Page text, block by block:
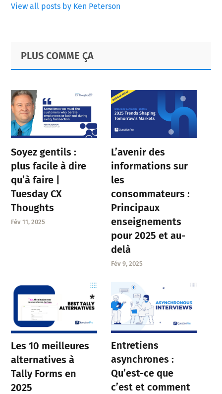
View all posts by Ken Peterson
Primary
Sidebar
Footer
PLUS COMME ÇA
Soyez gentils :
plus facile à dire
qu’à faire |
Tuesday CX
Thoughts
Fév 11, 2025
L’avenir des
informations sur
les
consommateurs :
Principaux
enseignements
pour 2025 et au-
delà
Fév 9, 2025
Les 10 meilleures
alternatives à
Tally Forms en
2025
Entretiens
asynchrones :
Qu’est-ce que
c’est et comment